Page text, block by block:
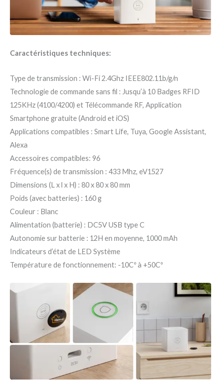
Caractéristiques techniques:
Type de transmission : Wi-Fi 2.4Ghz IEEE802.11b/g/n
Technologie de commande sans fil : Jusqu’à 10 Badges RFID
125KHz (4100/4200) et Télécommande RF, Application
Smartphone gratuite (Android et iOS)
Applications compatibles : Smart Life, Tuya, Google Assistant,
Alexa
Accessoires compatibles: 96
Fréquence(s) de transmission : 433 Mhz, eV1527
Dimensions (L x l x H) : 80 x 80 x 80 mm
Poids (avec batteries) : 160 g
Couleur : Blanc
Alimentation (batterie) : DC5V USB type C
Autonomie sur batterie : 12H en moyenne, 1000 mAh
Indicateurs d’état de LED Système
Température de fonctionnement: -10Cº à +50Cº